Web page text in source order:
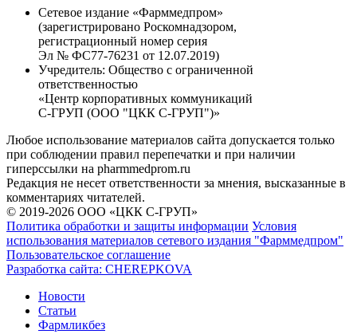
Сетевое издание «Фарммедпром»
(зарегистрировано Роскомнадзором,
регистрационный номер серия
Эл № ФС77-76231 от 12.07.2019)
Учредитель: Общество с ограниченной
ответственностью
«Центр корпоративных коммуникаций
С-ГРУП (ООО "ЦКК С-ГРУП")»
Любое использование материалов сайта допускается только
при соблюдении правил перепечатки и при наличии
гиперссылки на pharmmedprom.ru
Редакция не несет ответственности за мнения, высказанные в
комментариях читателей.
© 2019-2026 ООО «ЦКК С-ГРУП»
Политика обработки и защиты информации Условия
использования материалов сетевого издания "Фарммедпром"
Пользовательское соглашение
Разработка сайта: CHEREPKOVA
Новости
Статьи
Фармликбез